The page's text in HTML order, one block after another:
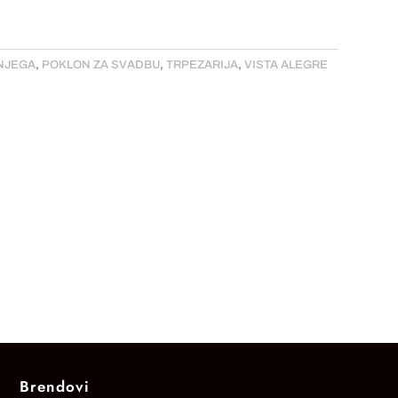
, POKLON ZA SVADBU, TRPEZARIJA, VISTA ALEGRE
Brendovi